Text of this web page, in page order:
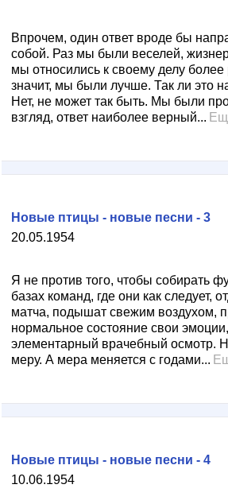
Впрочем, один ответ вроде бы
собой. Раз мы были веселей,
мы относились к своему делу более
значит, мы были лучше. Так ли это
Нет, не может так быть. Мы были
взгляд, ответ наиболее верный...
20.05.1954
Новые птицы - новые песни - 3
Я не против того, чтобы собирать
базах команд, где они как следует,
матча, подышат свежим воздухом,
нормальное состояние свои
элементарный врачебный осмотр.
меру. А мера меняется с годами...
10.06.1954
Новые птицы - новые песни - 4